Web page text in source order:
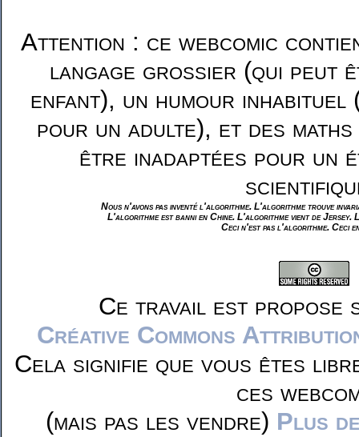
Attention : ce webcomic
langage grossier (qui peut
enfant), un humour inhabituel
pour un adulte), et des maths
être inadaptées pour un
Nous n'avons pas inventé l'algorithme. L'algorithme trouve
L'algorithme est banni en Chine. L'algorithme vient de Jersey.
Ceci n'est pas l'algorithme. Ceci
Ce travail est propose
Créative Commons
Cela signifie que vous êtes
ces
(mais pas les vendre) Plus